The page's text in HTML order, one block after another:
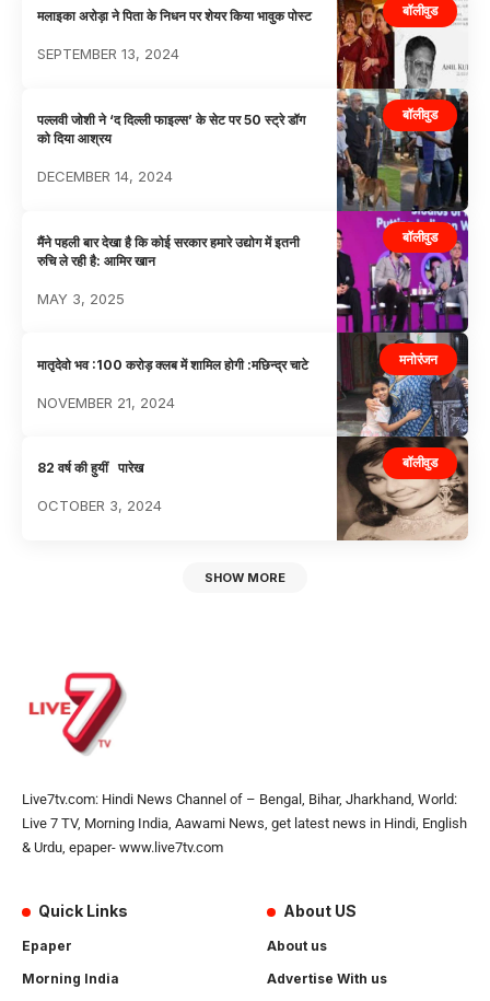
बॉलीवुड
मलाइका अरोड़ा ने पिता के निधन पर शेयर किया भावुक पोस्ट
SEPTEMBER 13, 2024
बॉलीवुड
पल्लवी जोशी ने ‘द दिल्ली फाइल्स’ के सेट पर 50 स्ट्रे डॉग
को दिया आश्रय
DECEMBER 14, 2024
बॉलीवुड
मैंने पहली बार देखा है कि कोई सरकार हमारे उद्योग में इतनी
रुचि ले रही है: आमिर खान
MAY 3, 2025
मनोरंजन
मातृदेवो भव :100 करोड़ क्लब में शामिल होगी :मछिन्द्र चाटे
NOVEMBER 21, 2024
बॉलीवुड
82 वर्ष की हुयीं पारेख
OCTOBER 3, 2024
SHOW MORE
Live7tv.com: Hindi News Channel of – Bengal, Bihar, Jharkhand, World:
Live 7 TV, Morning India, Aawami News, get latest news in Hindi, English
& Urdu, epaper- www.live7tv.com
Quick Links
Epaper
Morning India
About US
About us
Advertise With us